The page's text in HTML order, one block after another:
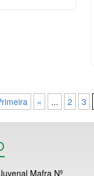
« ... 2 3
Mafra Nº